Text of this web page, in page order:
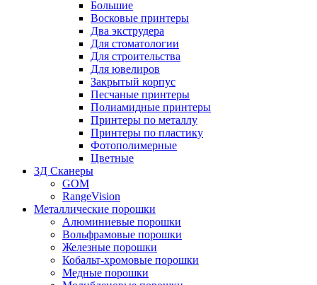
Большие
Восковые принтеры
Два экструдера
Для стоматологии
Для строительства
Для ювелиров
Закрытый корпус
Песчаные принтеры
Полиамидные принтеры
Принтеры по металлу
Принтеры по пластику
Фотополимерные
Цветные
3Д Сканеры
GOM
RangeVision
Металлические порошки
Алюминиевые порошки
Вольфрамовые порошки
Железные порошки
Кобальт-хромовые порошки
Медные порошки